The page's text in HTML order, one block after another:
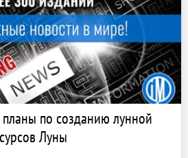
по созданию лунной
Луны